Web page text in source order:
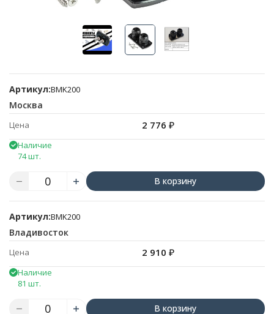
Артикул:BMK200
Москва
Цена 2 776 ₽
Наличие
74 шт.
В корзину
Артикул:BMK200
Владивосток
Цена 2 910 ₽
Наличие
81 шт.
В корзину